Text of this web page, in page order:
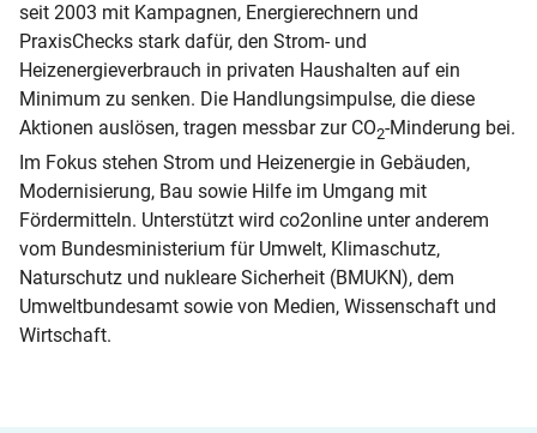
seit 2003 mit Kampagnen, Energierechnern und
PraxisChecks stark dafür, den Strom- und
Heizenergieverbrauch in privaten Haushalten auf ein
Minimum zu senken. Die Handlungsimpulse, die diese
Aktionen auslösen, tragen messbar zur CO2-Minderung bei.
Im Fokus stehen Strom und Heizenergie in Gebäuden,
Modernisierung, Bau sowie Hilfe im Umgang mit
Fördermitteln. Unterstützt wird co2online unter anderem
vom Bundesministerium für Umwelt, Klimaschutz,
Naturschutz und nukleare Sicherheit (BMUKN), dem
Umweltbundesamt sowie von Medien, Wissenschaft und
Wirtschaft.